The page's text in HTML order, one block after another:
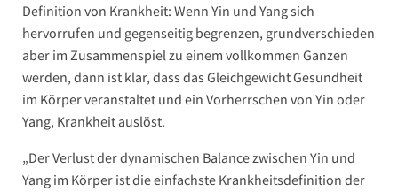
Definition von Krankheit: Wenn Yin und Yang sich
hervorrufen und gegenseitig begrenzen, grundverschieden
aber im Zusammenspiel zu einem vollkommen Ganzen
werden, dann ist klar, dass das Gleichgewicht Gesundheit
im Körper veranstaltet und ein Vorherrschen von Yin oder
Yang, Krankheit auslöst.
„Der Verlust der dynamischen Balance zwischen Yin und
Yang im Körper ist die einfachste Krankheitsdefinition der